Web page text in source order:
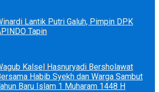
Lantik Putri Galuh, Pimpin DPK
Tapin
Kalsel Hasnuryadi Bersholawat
Habib Syekh dan Warga Sambut
Baru Islam 1 Muharam 1448 H